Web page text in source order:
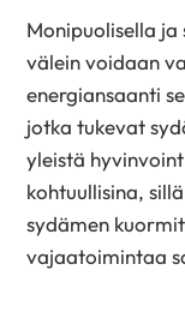
Monipuolisella
välein voidaan
energiansaanti
jotka tukevat
yleistä
kohtuullisina,
sydämen
vajaatoimintaa